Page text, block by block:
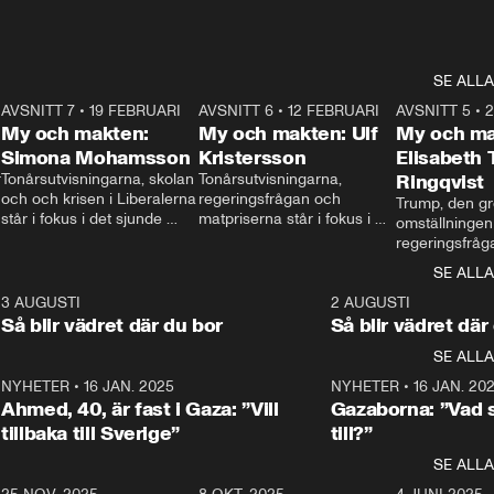
SE ALLA
24:30
AVSNITT 7• 19 FEBRUARI
My och makten:
Simona Mohamsson
Tonårsutvisningarna, skolan
och och krisen i Liberalerna
står i fokus i det sjunde
kommentator My
Rohwedder ställer
utbildnings- och
Mohamsson till svars.
27:30
AVSNITT 6 •12 FEBRUARI
My och makten: Ulf
Kristersson
Tonårsutvisningarna,
regeringsfrågan och
matpriserna står i fokus i
Rohwedder ställer
statsminister Ulf Kristersson
AVSNITT 5 •
My och
Elisabeth
Ringqvist
Trump, den
centrum i
avsnittet av
Makten”. Se
Aftonbladets
Rohwedder
Thand Ring
SE ALLA
3 AUGUSTI
Så blir vädret där du bor
2 AUGUSTI
Så blir vädret där
SE ALLA
NYHETER• 16 JAN. 2025
Ahmed, 40, är fast i Gaza: ”Vill
tillbaka till Sverige”
NYHETER• 16 JAN.
Gazaborna:
till?”
SE ALLA